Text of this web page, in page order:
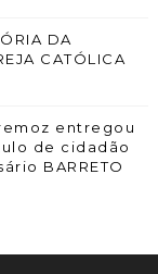
DA
CATÓLICA
entregou
de cidadão
BARRETO